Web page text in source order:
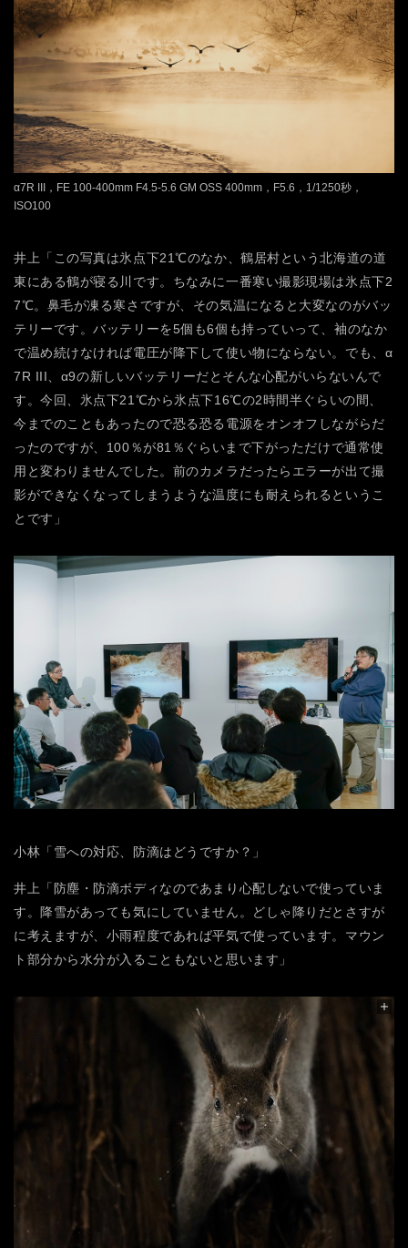
α7R III，FE 100-400mm F4.5-5.6 GM OSS 400mm，F5.6，1/1250秒，
ISO100
井上「この写真は氷点下21℃のなか、鶴居村という北海道の道
東にある鶴が寝る川です。ちなみに一番寒い撮影現場は氷点下2
7℃。鼻毛が凍る寒さですが、その気温になると大変なのがバッ
テリーです。バッテリーを5個も6個も持っていって、袖のなか
で温め続けなければ電圧が降下して使い物にならない。でも、α
7R III、α9の新しいバッテリーだとそんな心配がいらないんで
す。今回、氷点下21℃から氷点下16℃の2時間半ぐらいの間、
今までのこともあったので恐る恐る電源をオンオフしながらだ
ったのですが、100％が81％ぐらいまで下がっただけで通常使
用と変わりませんでした。前のカメラだったらエラーが出て撮
影ができなくなってしまうような温度にも耐えられるというこ
とです」
小林「雪への対応、防滴はどうですか？」
井上「防塵・防滴ボディなのであまり心配しないで使っていま
す。降雪があっても気にしていません。どしゃ降りだとさすが
に考えますが、小雨程度であれば平気で使っています。マウン
ト部分から水分が入ることもないと思います」